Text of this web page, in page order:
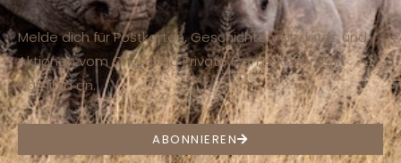
Melde dich für Postkarten, Geschichten, Updates und
Aktionen vom Ohorongo Private Game Reserve in
Namibia an.
ABONNIEREN